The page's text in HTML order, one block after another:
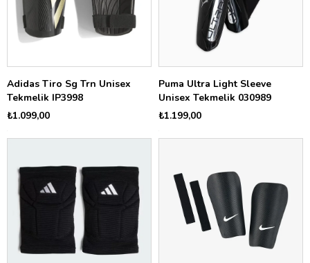
Adidas Tiro Sg Trn Unisex
Tekmelik IP3998
₺1.099,00
Puma Ultra Light Sleeve
Unisex Tekmelik 030989
₺1.199,00